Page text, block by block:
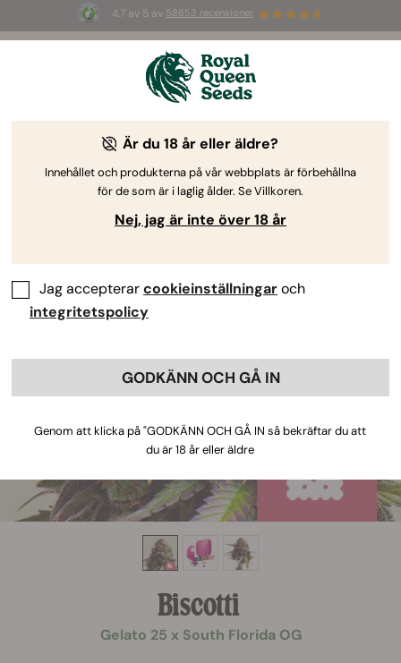
4.7 av 5 av 58653 recensioner
ummer Sales: Upp till 50 % rabatt
på utvalda produkter! ⏤
Biscotti
Gelato 25 x South Florida OG
Är du 18 år eller äldre?
Innehållet och produkterna på vår webbplats är förbehållna
för de som är i laglig ålder. Se Villkoren.
Nej, jag är inte över 18 år
Jag accepterarcookieinställningaroch
integritetspolicy
GODKÄNN OCH GÅ IN
Genom att klicka på "GODKÄNN OCH GÅ IN så bekräftar du att
du är 18 år eller äldre